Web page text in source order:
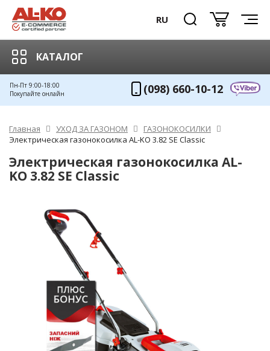
RU
КАТАЛОГ
Пн-Пт 9:00-18:00
Покупайте онлайн
(098) 660-10-12
Главная УХОД ЗА ГАЗОНОМ
ГАЗОНОКОСИЛКИ
Электрическая газонокосилка AL-KO 3.82 SE Classic
Электрическая газонокосилка AL-
KO 3.82 SE Classic